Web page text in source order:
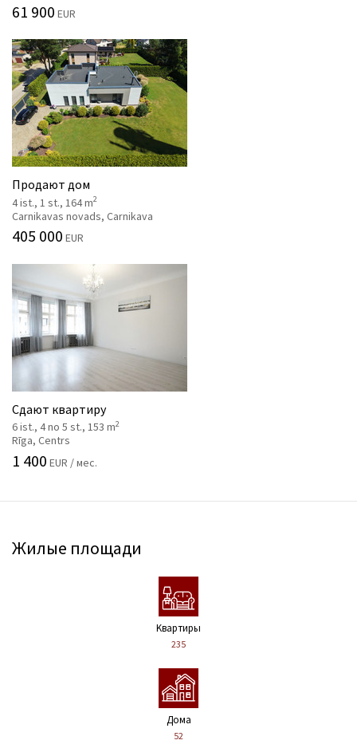
61 900 EUR
Продают дом
4 ist., 1 st., 164 m2
Carnikavas novads, Carnikava
405 000 EUR
Сдают квартиру
6 ist., 4 no 5 st., 153 m2
Rīga, Centrs
1 400 EUR / мес.
Жилые площади
Kвартиры
235
Дома
52